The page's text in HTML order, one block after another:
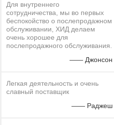
Для внутреннего
сотрудничества, мы во первых
беспокойство о послепродажном
обслуживании, ХИД делаем
очень хорошее для
послепродажного обслуживания.
—— Джонсон
Легкая деятельность и очень
славный поставщик
—— Раджеш